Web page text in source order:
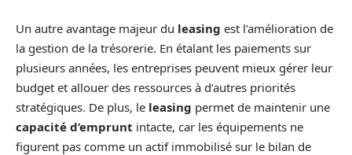
Un autre avantage majeur du leasing est l’amélioration de
la gestion de la trésorerie. En étalant les paiements sur
plusieurs années, les entreprises peuvent mieux gérer leur
budget et allouer des ressources à d’autres priorités
stratégiques. De plus, le leasing permet de maintenir une
capacité d’emprunt intacte, car les équipements ne
figurent pas comme un actif immobilisé sur le bilan de